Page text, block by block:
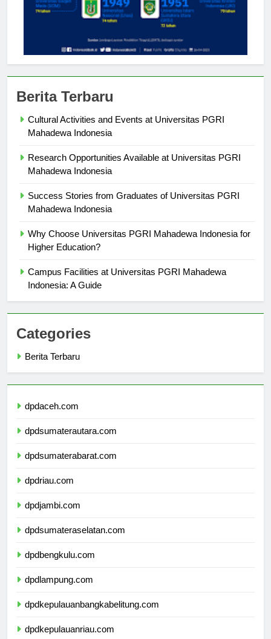
Berita Terbaru
Cultural Activities and Events at Universitas PGRI
Mahadewa Indonesia
Research Opportunities Available at Universitas PGRI
Mahadewa Indonesia
Success Stories from Graduates of Universitas PGRI
Mahadewa Indonesia
Why Choose Universitas PGRI Mahadewa Indonesia for
Higher Education?
Campus Facilities at Universitas PGRI Mahadewa
Indonesia: A Guide
Categories
Berita Terbaru
dpdaceh.com
dpdsumaterautara.com
dpdsumaterabarat.com
dpdriau.com
dpdjambi.com
dpdsumateraselatan.com
dpdbengkulu.com
dpdlampung.com
dpdkepulauanbangkabelitung.com
dpdkepulauanriau.com